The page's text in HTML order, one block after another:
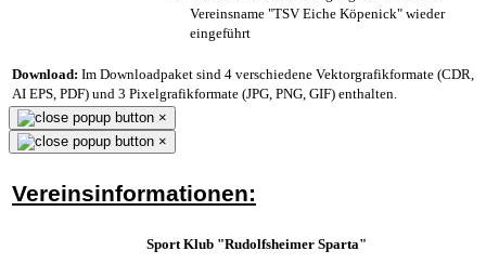
Vereinsname "TSV Eiche Köpenick" wieder
eingeführt
Download: Im Downloadpaket sind 4 verschiedene Vektorgrafikformate (CDR,
AI EPS, PDF) und 3 Pixelgrafikformate (JPG, PNG, GIF) enthalten.
×
×
Vereinsinformationen:
Sport Klub "Rudolfsheimer Sparta"